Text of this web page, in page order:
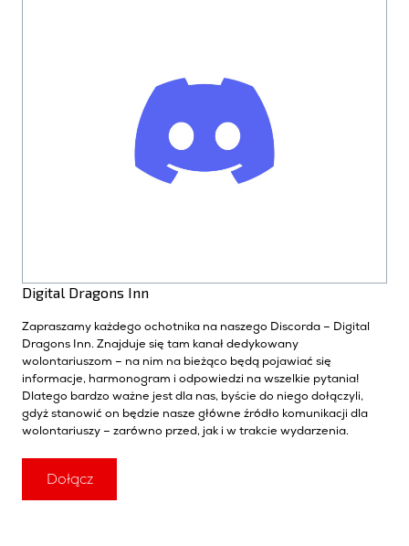
Digital Dragons Inn
Zapraszamy każdego ochotnika na naszego Discorda – Digital
Dragons Inn. Znajduje się tam kanał dedykowany
wolontariuszom – na nim na bieżąco będą pojawiać się
informacje, harmonogram i odpowiedzi na wszelkie pytania!
Dlatego bardzo ważne jest dla nas, byście do niego dołączyli,
gdyż stanowić on będzie nasze główne źródło komunikacji dla
wolontariuszy – zarówno przed, jak i w trakcie wydarzenia.
Dołącz